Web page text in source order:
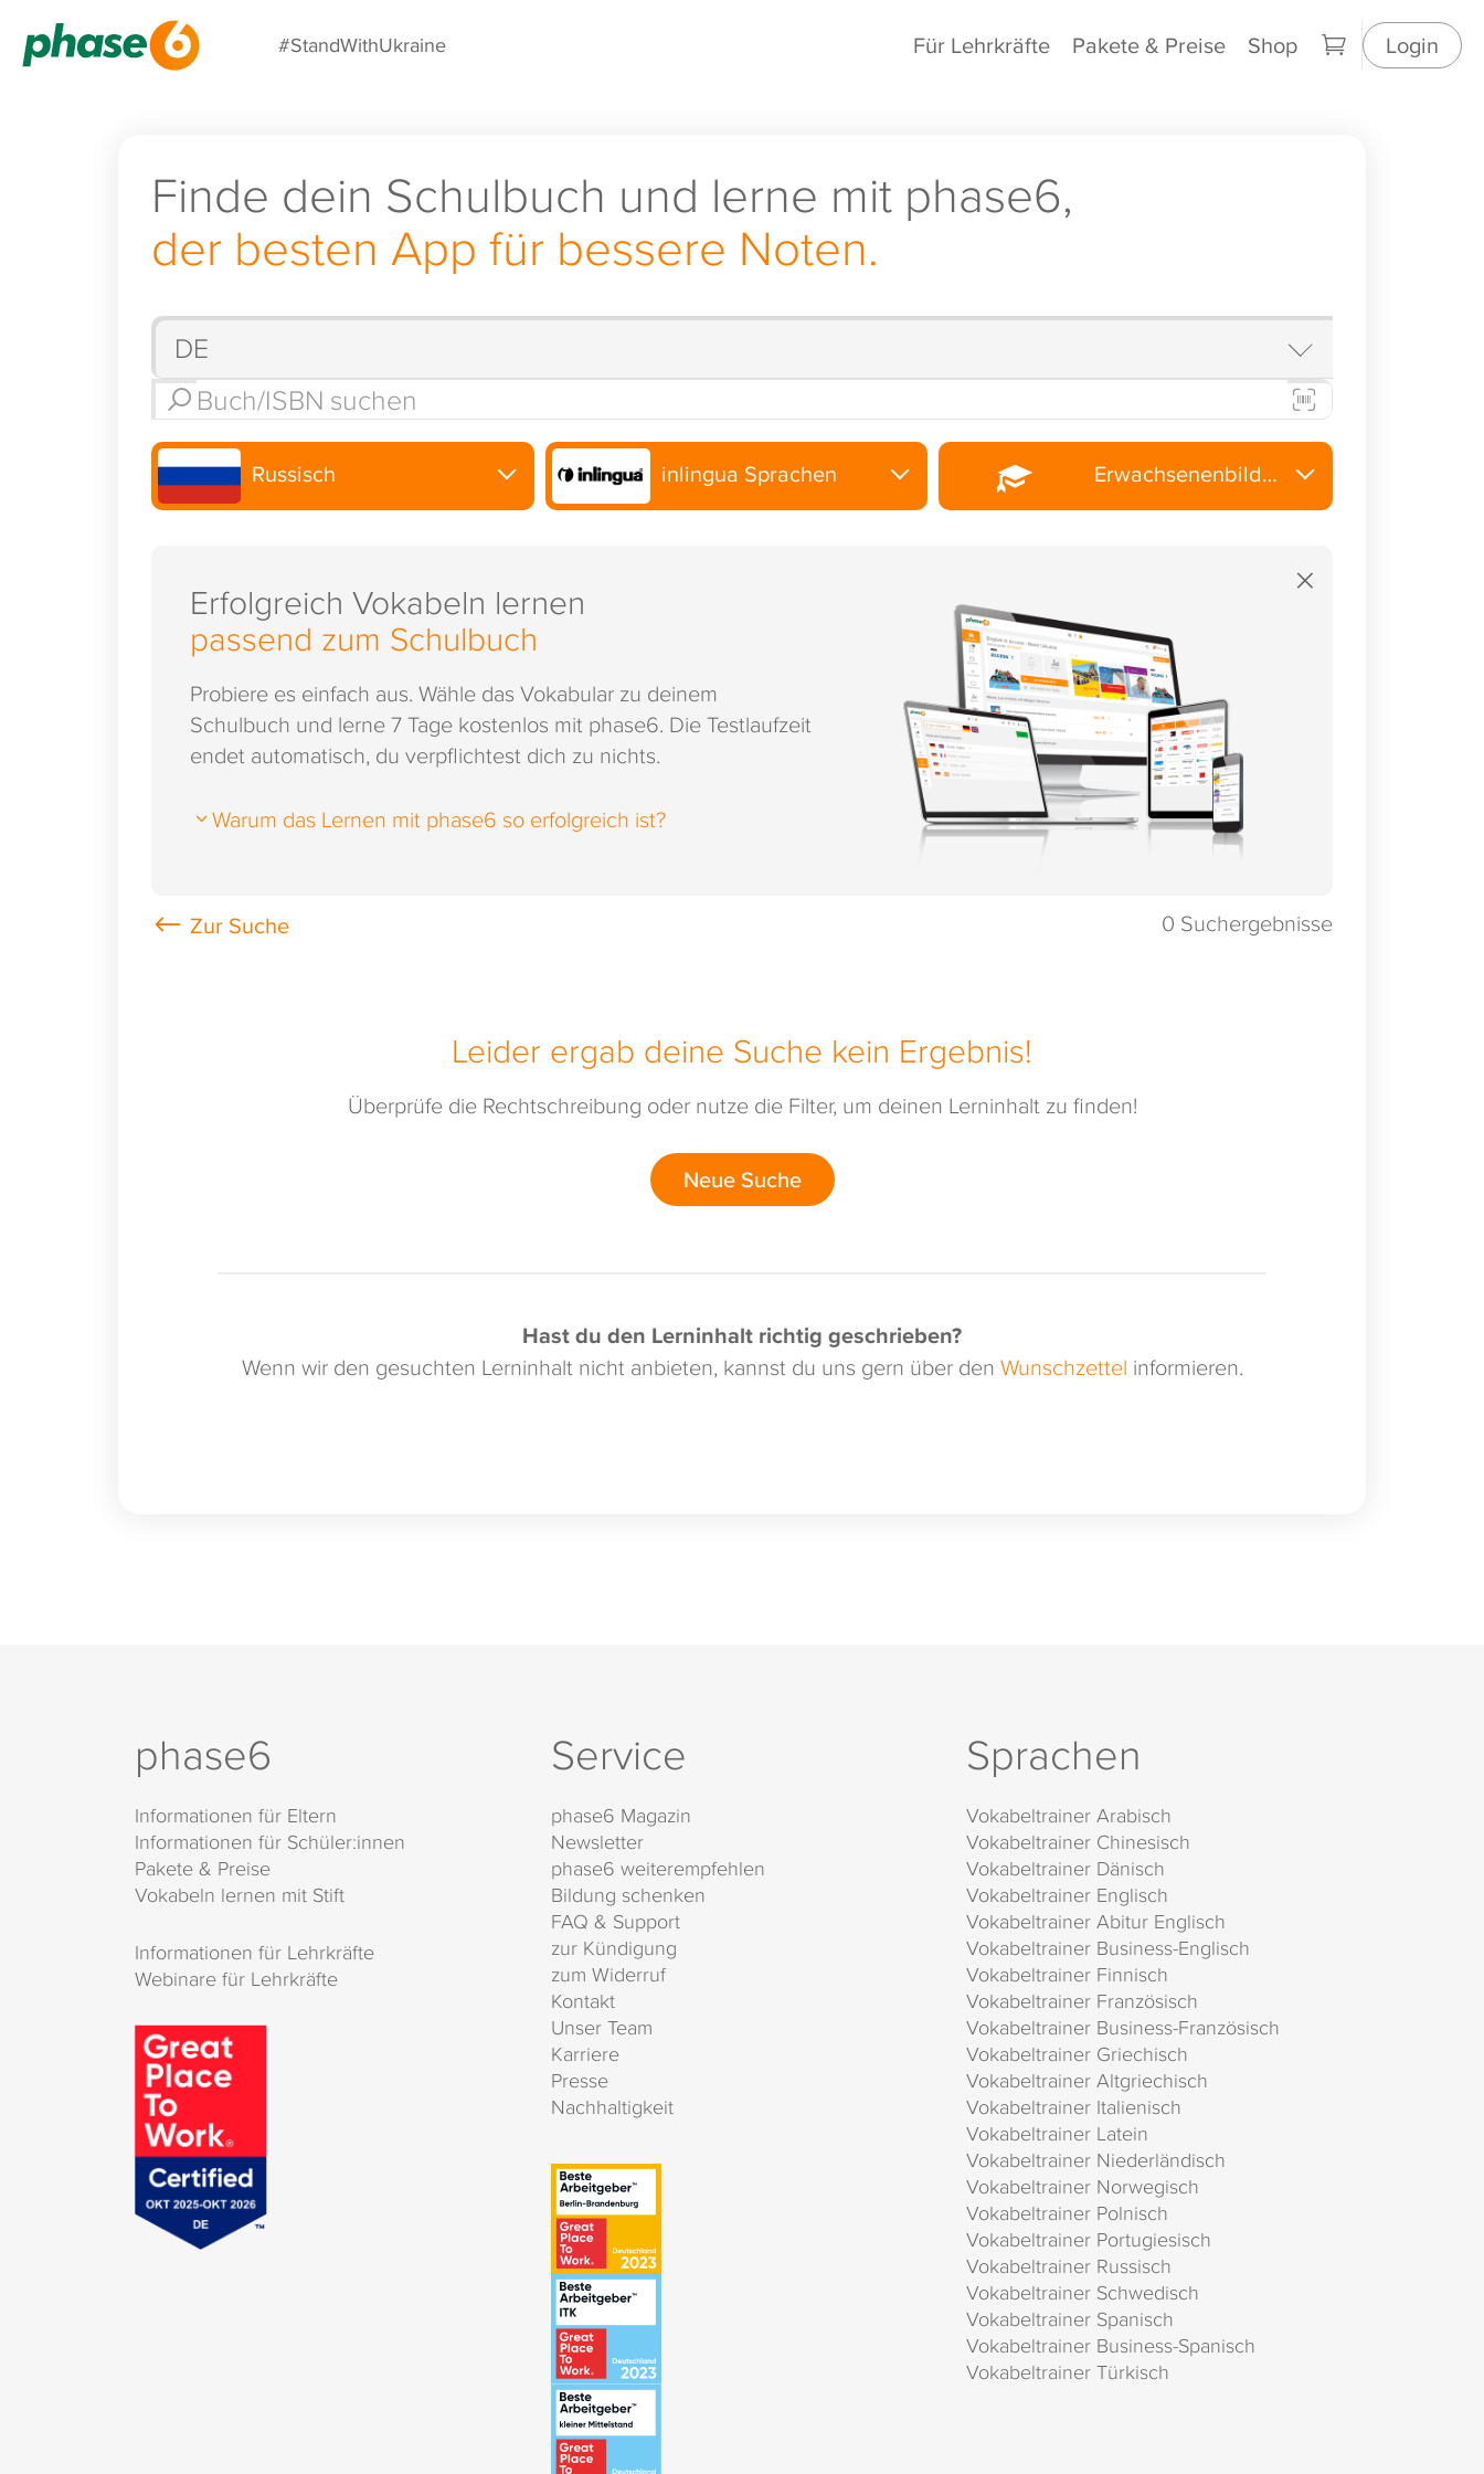
#StandWithUkraine Für Lehrkräfte Pakete & Preise Shop Login
Finde dein Schulbuch und lerne mit phase6,
der besten App für bessere Noten.
Russisch inlingua Sprachen Erwachsenenbildung
×
Erfolgreich Vokabeln lernen
passend zum Schulbuch
Probiere es einfach aus. Wähle das Vokabular zu deinem
Schulbuch und lerne 7 Tage kostenlos mit phase6. Die Testlaufzeit
endet automatisch, du verpflichtest dich zu nichts.
Warum das Lernen mit phase6 so erfolgreich ist?
0 Suchergebnisse
Leider ergab deine Suche kein Ergebnis!
Überprüfe die Rechtschreibung oder nutze die Filter, um deinen Lerninhalt zu finden!
Neue Suche
Hast du den Lerninhalt richtig geschrieben?
Wenn wir den gesuchten Lerninhalt nicht anbieten, kannst du uns gern über den Wunschzettel informieren.
phase6
Informationen für Eltern
Informationen für Schüler:innen
Pakete & Preise
Vokabeln lernen mit Stift
Informationen für Lehrkräfte
Webinare für Lehrkräfte
Service
phase6 Magazin
Newsletter
phase6 weiterempfehlen
Bildung schenken
FAQ & Support
zur Kündigung
zum Widerruf
Kontakt
Unser Team
Karriere
Presse
Nachhaltigkeit
Sprachen
Vokabeltrainer Arabisch
Vokabeltrainer Chinesisch
Vokabeltrainer Dänisch
Vokabeltrainer Englisch
Vokabeltrainer Abitur Englisch
Vokabeltrainer Business-Englisch
Vokabeltrainer Finnisch
Vokabeltrainer Französisch
Vokabeltrainer Business-Französisch
Vokabeltrainer Griechisch
Vokabeltrainer Altgriechisch
Vokabeltrainer Italienisch
Vokabeltrainer Latein
Vokabeltrainer Niederländisch
Vokabeltrainer Norwegisch
Vokabeltrainer Polnisch
Vokabeltrainer Portugiesisch
Vokabeltrainer Russisch
Vokabeltrainer Schwedisch
Vokabeltrainer Spanisch
Vokabeltrainer Business-Spanisch
Vokabeltrainer Türkisch